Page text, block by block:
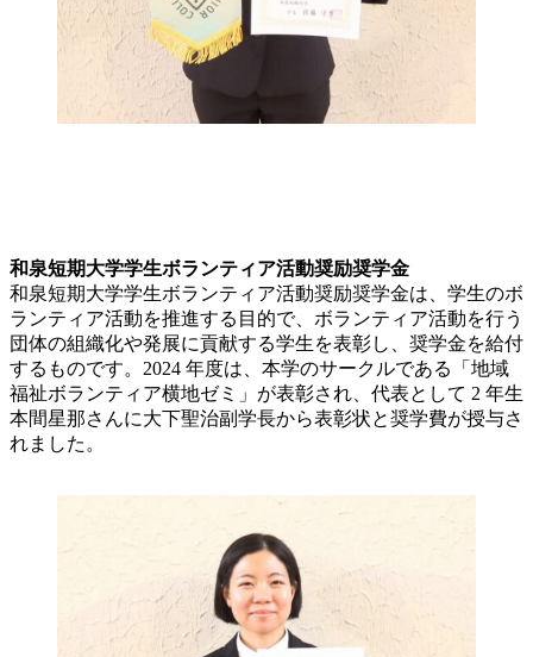
和泉短期大学学生ボランティア活動奨励奨学金
和泉短期大学学生ボランティア活動奨励奨学金は、学生のボ
ランティア活動を推進する目的で、ボランティア活動を行う
団体の組織化や発展に貢献する学生を表彰し、奨学金を給付
するものです。2024 年度は、本学のサークルである「地域
福祉ボランティア横地ゼミ」が表彰され、代表として 2 年生
本間星那さんに大下聖治副学長から表彰状と奨学費が授与さ
れました。